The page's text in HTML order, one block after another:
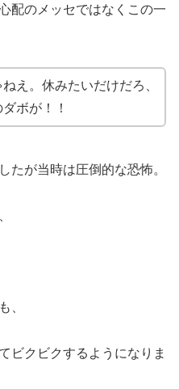
配のメッセではなくこの一
え。休みたいだけだろ、
ボが！！
たが当時は圧倒的な恐怖。
、
ビクビクするようになりま